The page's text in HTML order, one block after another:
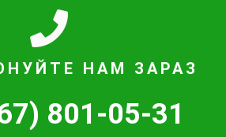
НАМ ЗАРАЗ
801-05-31